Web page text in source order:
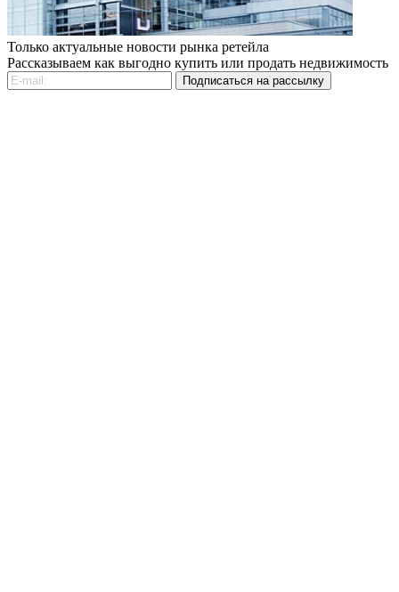
Только актуальные новости рынка ретейла
Рассказываем как выгодно купить или продать недвижимость